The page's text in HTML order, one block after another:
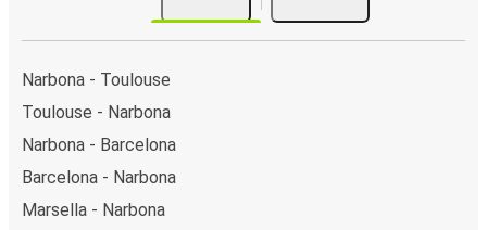
Narbona - Toulouse
Toulouse - Narbona
Narbona - Barcelona
Barcelona - Narbona
Marsella - Narbona